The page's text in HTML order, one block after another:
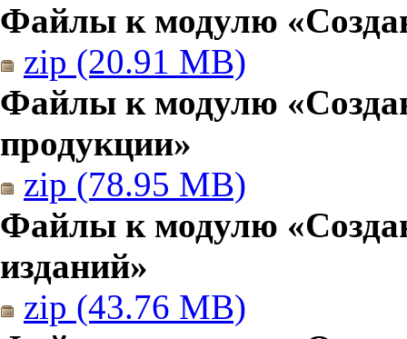
Файлы к модулю
zip (20.91 MB)
Файлы к модулю
продукции»
zip (78.95 MB)
Файлы к модулю
изданий»
zip (43.76 MB)